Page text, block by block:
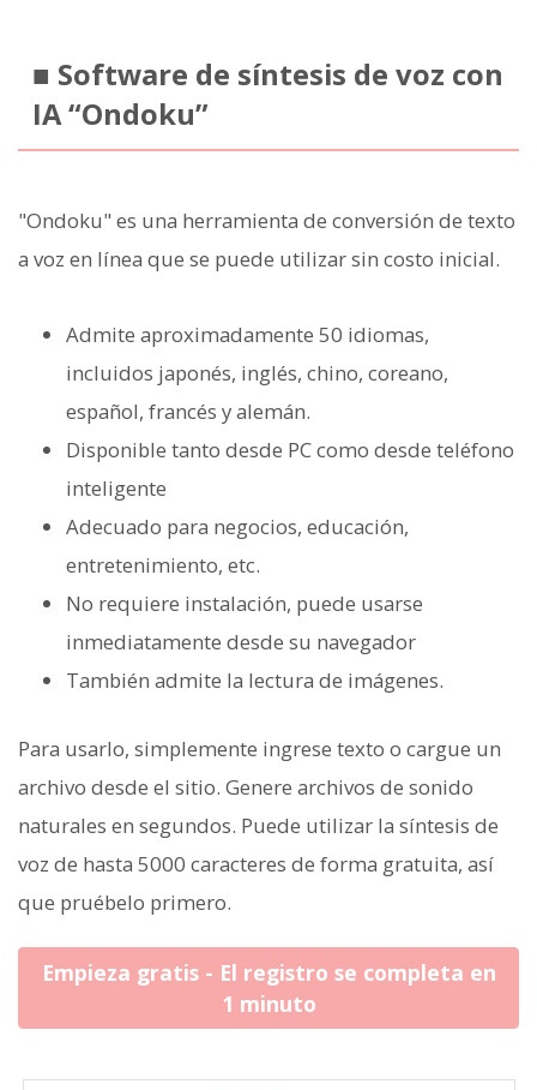
■ Software de síntesis de voz con
IA “Ondoku”
"Ondoku" es una herramienta de conversión de texto
a voz en línea que se puede utilizar sin costo inicial.
Admite aproximadamente 50 idiomas,
incluidos japonés, inglés, chino, coreano,
español, francés y alemán.
Disponible tanto desde PC como desde teléfono
inteligente
Adecuado para negocios, educación,
entretenimiento, etc.
No requiere instalación, puede usarse
inmediatamente desde su navegador
También admite la lectura de imágenes.
Para usarlo, simplemente ingrese texto o cargue un
archivo desde el sitio. Genere archivos de sonido
naturales en segundos. Puede utilizar la síntesis de
voz de hasta 5000 caracteres de forma gratuita, así
que pruébelo primero.
Empieza gratis - El registro se completa en
1 minuto